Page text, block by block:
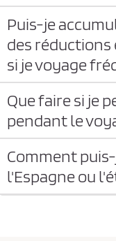
Puis-je
des réductions
si je voyage
Que faire si je
pendant le
Comment
l'Espagne ou